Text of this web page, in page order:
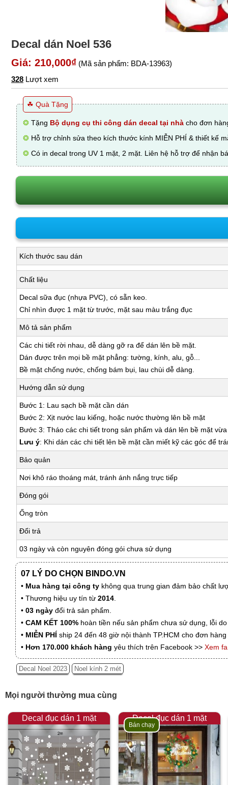
Decal dán Noel 536
Giá: 210,000₫ (Mã sản phẩm: BDA-13963)
328 Lượt xem
☘ Quà Tặng
❂ Tặng Bộ dụng cụ thi công dán decal tại nhà cho đơn
❂ Hỗ trợ chỉnh sửa theo kích thước kính MIỄN PHÍ & thiết kế
❂ Có in decal trong UV 1 mặt, 2 mặt. Liên hệ hỗ trợ để nhận
Kích thước sau dán
Chất liệu
Decal sữa đục (nhựa PVC), có sẵn keo.
Chỉ nhìn được 1 mặt từ trước, mặt sau màu trắng đục
Mô tả sản phẩm
Các chi tiết rời nhau, dễ dàng gỡ ra để dán lên bề mặt.
Dán được trên mọi bề mặt phẳng: tường, kính, alu, gỗ...
Bề mặt chống nước, chống bám bụi, lau chùi dễ dàng.
Hướng dẫn sử dụng
Bước 1: Lau sạch bề mặt cần dán
Bước 2: Xịt nước lau kiếng, hoặc nước thường lên bề mặt
Bước 3: Tháo các chi tiết trong sản phẩm và dán lên bề mặt
Lưu ý: Khi dán các chi tiết lên bề mặt cần miết kỹ các góc để
Bảo quản
Nơi khô ráo thoáng mát, tránh ánh nắng trực tiếp
Đóng gói
Ống tròn
Đổi trả
03 ngày và còn nguyên đóng gói chưa sử dụng
07 LÝ DO CHỌN BINDO.VN
• Mua hàng tại công ty không qua trung gian đảm bảo chất
• Thương hiệu uy tín từ 2014.
• 03 ngày đổi trả sản phẩm.
• CAM KẾT 100% hoàn tiền nếu sản phẩm chưa sử dụng, lỗi
• MIỄN PHÍ ship 24 đến 48 giờ nội thành TP.HCM cho đơn
• Hơn 170.000 khách hàng yêu thích trên Facebook >> Xem
Decal Noel 2023 Noel kính 2 mét
Mọi người thường mua cùng
Decal đục dán 1 mặt Decal đục dán 1 mặt
Bán chạy